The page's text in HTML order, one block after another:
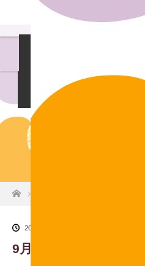
イベント情報 就
ホーム
2022.09.8
9月なおみねぇさん